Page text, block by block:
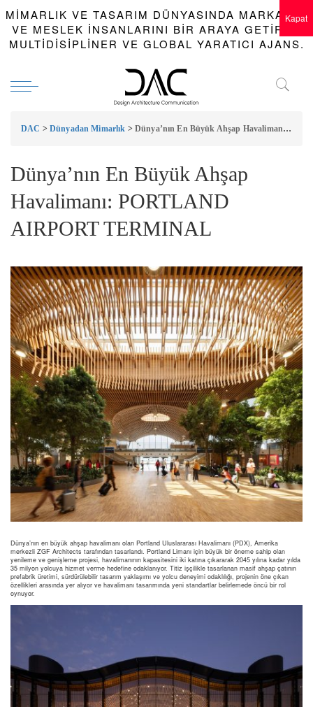
MIMARLIK VE TASARIM DÜNYASINDA MARKALAR
VE MESLEK INSANLARINI BIR ARAYA GETIREN
MULTIDISIPLINER VE GLOBAL YARATICI AJANS.
DAC > Dünyadan Mimarlık > Dünya’nın En Büyük Ahşap Havalimanı: PORTLAND AIRPORT TERMINAL
Dünya’nın En Büyük Ahşap
Havalimanı: PORTLAND
AIRPORT TERMINAL
Dünya’nın en büyük ahşap havalimanı olan Portland Uluslararası Havalimanı (PDX), Amerika
merkezli ZGF Architects tarafından tasarlandı. Portland Limanı için büyük bir öneme sahip olan
yenileme ve genişleme projesi, havalimanının kapasitesini iki katına çıkararak 2045 yılına kadar yılda
35 milyon yolcuya hizmet verme hedefine odaklanıyor. Titiz işçilikle tasarlanan masif ahşap çatının
prefabrik üretimi, sürdürülebilir tasarım yaklaşımı ve yolcu deneyimi odaklılığı, projenin öne çıkan
özellikleri arasında yer alıyor ve havalimanı tasarımında yeni standartlar belirlemede öncü bir rol
oynuyor.
Kapat